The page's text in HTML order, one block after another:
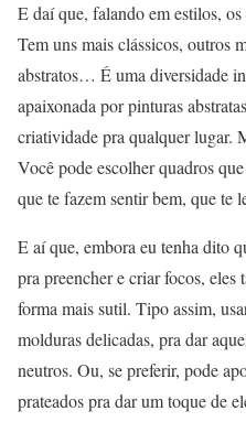
E daí que, falando em estilos,
Tem uns mais clássicos, outros
abstratos… É uma diversidade
apaixonada por pinturas
criatividade pra qualquer lugar.
Você pode escolher quadros
que te fazem sentir bem, que te
E aí que, embora eu tenha dito
pra preencher e criar focos, eles
forma mais sutil. Tipo assim,
molduras delicadas, pra dar
neutros. Ou, se preferir, pode
prateados pra dar um toque de